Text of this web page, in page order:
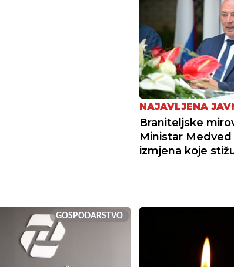
NAJAVLJENA
Braniteljske
Ministar
izmjena koje
GOSPODARSTVO